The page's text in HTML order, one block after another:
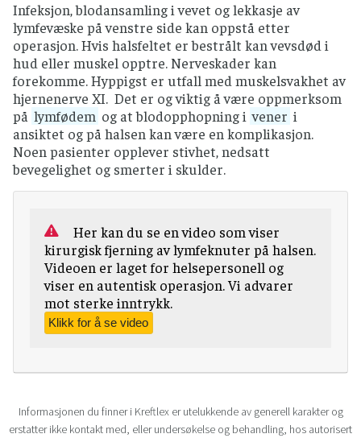
Infeksjon, blodansamling i vevet og lekkasje av
lymfevæske på venstre side kan oppstå etter
operasjon. Hvis halsfeltet er bestrålt kan vevsdød i
hud eller muskel opptre. Nerveskader kan
forekomme. Hyppigst er utfall med muskelsvakhet av
hjernenerve XI. Det er og viktig å være oppmerksom
på lymfødem og at blodopphopning i vener i
ansiktet og på halsen kan være en komplikasjon.
Noen pasienter opplever stivhet, nedsatt
bevegelighet og smerter i skulder.
Her kan du se en video som viser
kirurgisk fjerning av lymfeknuter på halsen.
Videoen er laget for helsepersonell og
viser en autentisk operasjon. Vi advarer
mot sterke inntrykk.
Informasjonen du finner i Kreftlex er utelukkende av generell karakter og
erstatter ikke kontakt med, eller undersøkelse og behandling, hos autorisert